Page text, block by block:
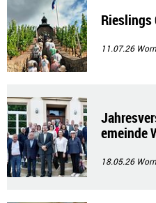
Rieslings
11.07.26
emeinde
18.05.26